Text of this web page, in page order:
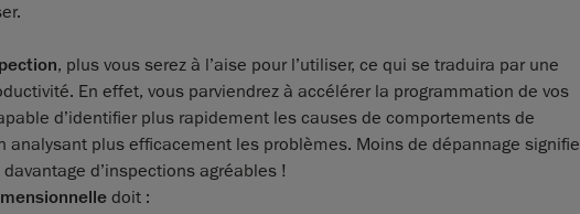
, plus vous serez à l’aise pour l’utiliser, ce qui se traduira par une
En effet, vous parviendrez à accélérer la programmation de vos
d’identifier plus rapidement les causes de comportements de
plus efficacement les problèmes. Moins de dépannage signifie
d’inspections agréables !
doit :